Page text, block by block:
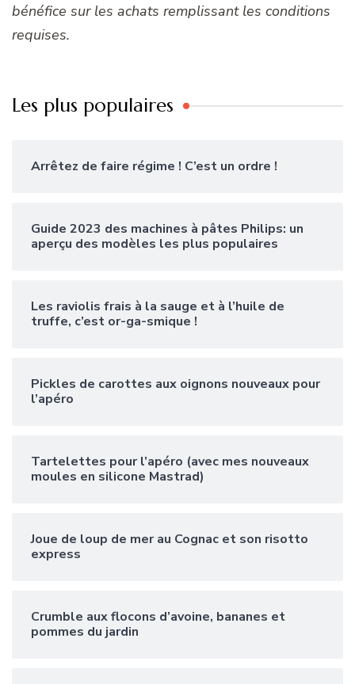
bénéfice sur les achats remplissant les conditions
requises.
Les plus populaires
Arrêtez de faire régime ! C’est un ordre !
Guide 2023 des machines à pâtes Philips: un
aperçu des modèles les plus populaires
Les raviolis frais à la sauge et à l’huile de
truffe, c’est or-ga-smique !
Pickles de carottes aux oignons nouveaux pour
l’apéro
Tartelettes pour l’apéro (avec mes nouveaux
moules en silicone Mastrad)
Joue de loup de mer au Cognac et son risotto
express
Crumble aux flocons d’avoine, bananes et
pommes du jardin